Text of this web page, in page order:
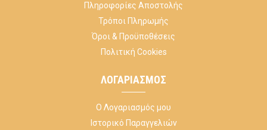
Πληροφορίες Αποστολής
Τρόποι Πληρωμής
Όροι & Προϋποθέσεις
Πολιτική Cookies
ΛΟΓΑΡΙΑΣΜΌΣ
Ο Λογαριασμός μου
Ιστορικό Παραγγελιών